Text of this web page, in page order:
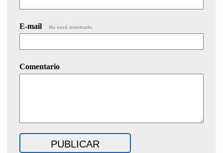
E-mail No será mostrado.
Comentario